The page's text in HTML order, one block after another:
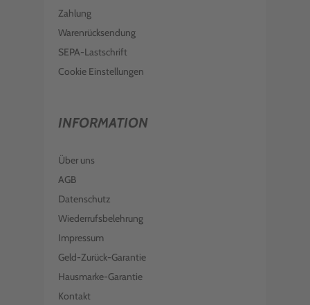
Zahlung
Warenrücksendung
SEPA-Lastschrift
Cookie Einstellungen
INFORMATION
Über uns
AGB
Datenschutz
Wiederrufsbelehrung
Impressum
Geld-Zurück-Garantie
Hausmarke-Garantie
Kontakt